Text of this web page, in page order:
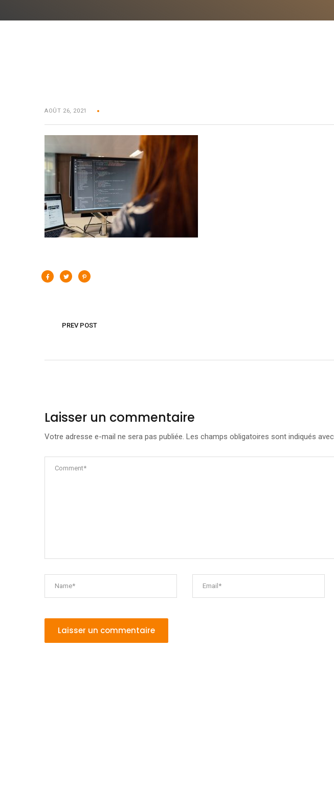
AOÛT 26, 2021
PREV POST
Laisser un commentaire
Votre adresse e-mail ne sera pas publiée. Les champs obligatoires sont indiqués avec